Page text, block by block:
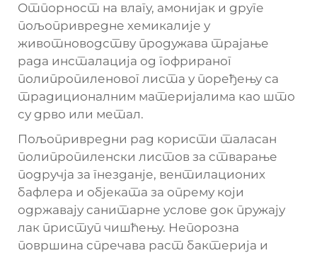
Отпорност на влагу, амонијак и друге
пољопривредне хемикалије у
животноводству продужава трајање
рада инсталација од гофрираног
полипропиленовог листа у поређењу са
традиционалним материјалима као што
су дрво или метал.
Пољопривредни рад користи таласан
полипропиленски листов за стварање
подручја за гнезданје, вентилационих
бафлера и објеката за опрему који
одржавају санитарне услове док пружају
лак приступ чишћењу. Непорозна
површина спречава раст бактерија и